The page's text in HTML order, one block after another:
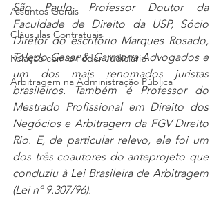
Assuntos Gerais
Cláusulas Contratuais
Relação com o Poder Judiciário
Arbitragem na Administração Pública
São Paulo, Professor Doutor da
Faculdade de Direito da USP, Sócio
Diretor do escritório Marques Rosado,
Toledo Cesar & Carmona Advogados e
um dos mais renomados juristas
brasileiros. Também é Professor do
Mestrado Profissional em Direito dos
Negócios e Arbitragem da FGV Direito
Rio. E, de particular relevo, ele foi um
dos três coautores do anteprojeto que
conduziu à Lei Brasileira de Arbitragem
(Lei nº 9.307/96).